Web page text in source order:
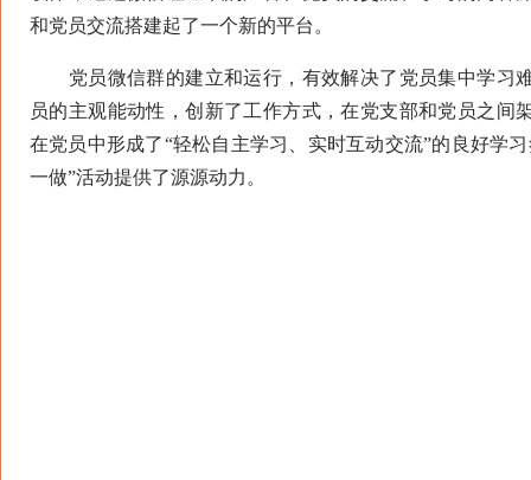
和党员交流搭建起了一个新的平台。
党员微信群的建立和运行，有效解决了党员集中学习
员的主观能动性，创新了工作方式，在党支部和党员之间
在党员中形成了“轻松自主学习、实时互动交流”的良好学
一做”活动提供了源源动力。